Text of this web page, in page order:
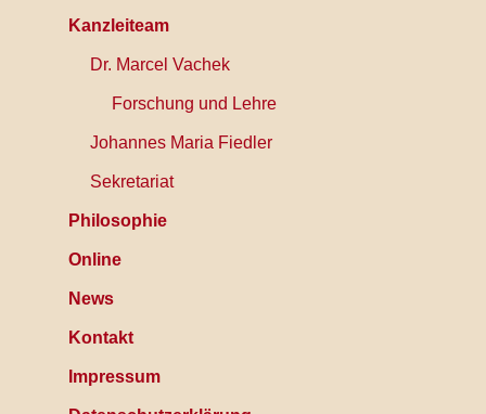
Kanzleiteam
Dr. Marcel Vachek
Forschung und Lehre
Johannes Maria Fiedler
Sekretariat
Philosophie
Online
News
Kontakt
Impressum